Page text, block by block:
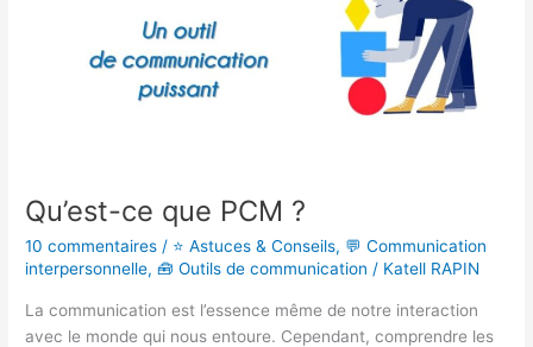
Qu’est-ce que PCM ?
10 commentaires / ⭐ Astuces & Conseils, 💬 Communication
interpersonnelle,🧰 Outils de communication / Katell RAPIN
La communication est l’essence même de notre interaction
avec le monde qui nous entoure. Cependant, comprendre les